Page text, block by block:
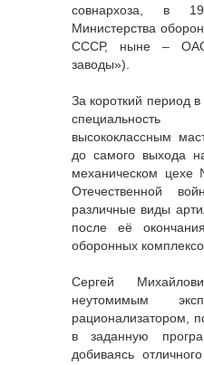
совнархоза, в
Министерства
СССР, ныне – ОАО
заводы»).
За короткий период
высококлассным
до самого выхода
механическом
Отечественной
различные виды
после её
оборонных
Сергей
неутомимым
рационализатором,
в заданную
добиваясь